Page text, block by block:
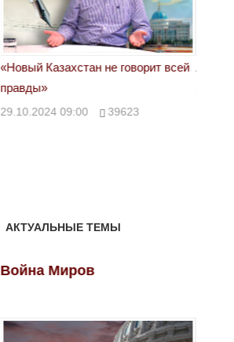
«Новый Казахстан не говорит всей
правды»
29.10.2024 09:00 39623
АКТУАЛЬНЫЕ ТЕМЫ
Война Миров